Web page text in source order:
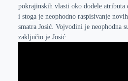
p
pokrajinskih vlasti oko dodele atributa
i stoga je neophodno raspisivanje
smatra Josić. Vojvodini je neophodna
zaključio je Josić.